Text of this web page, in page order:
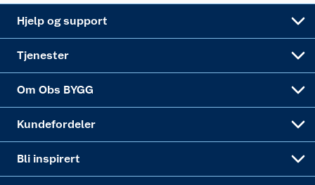
Hjelp og support
Tjenester
Om Obs BYGG
Kundefordeler
Bli inspirert